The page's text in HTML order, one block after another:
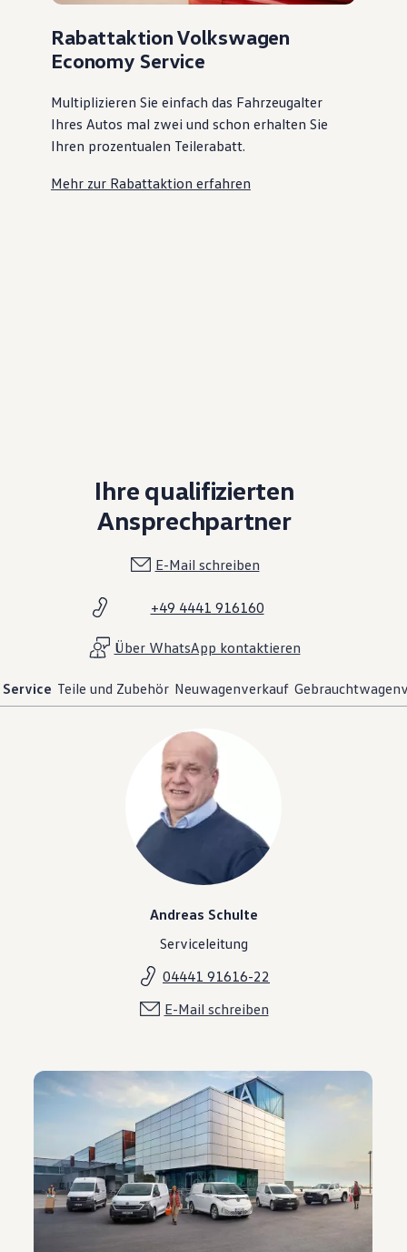
Rabattaktion Volkswagen
Economy Service
Multiplizieren Sie einfach das Fahrzeugalter
Ihres Autos mal zwei und schon erhalten Sie
Ihren prozentualen Teilerabatt.
Mehr zur Rabattaktion erfahren
Ihre qualifizierten
Ansprechpartner
E-Mail schreiben
+49 4441 916160
Über WhatsApp kontaktieren
Service Teile und Zubehör Neuwagenverkauf
Andreas Schulte
Serviceleitung
04441 91616-22
E-Mail schreiben